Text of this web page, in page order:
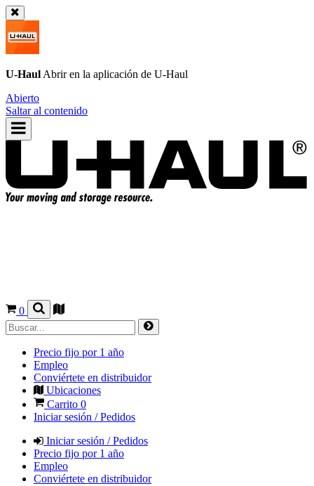
U-Haul Abrir en la aplicación de U-Haul
Abierto
Saltar al contenido
0
Precio fijo por 1 año
Empleo
Conviértete en distribuidor
Ubicaciones
Carrito 0
Iniciar sesión / Pedidos
Iniciar sesión / Pedidos
Precio fijo por 1 año
Empleo
Conviértete en distribuidor